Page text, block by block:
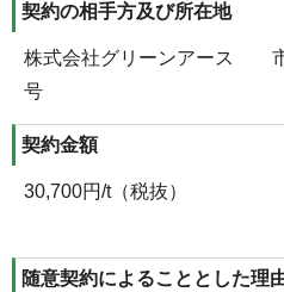
契約の相手方及び所在地
株式会社グリーンアース
号
契約金額
30,700円/t（税抜）
随意契約によることとした理